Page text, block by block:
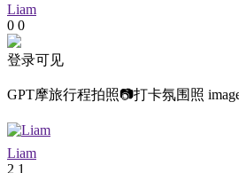
Liam
0 0
登录可见
GPT摩旅行程拍照📷打卡氛围照
Liam
2 1